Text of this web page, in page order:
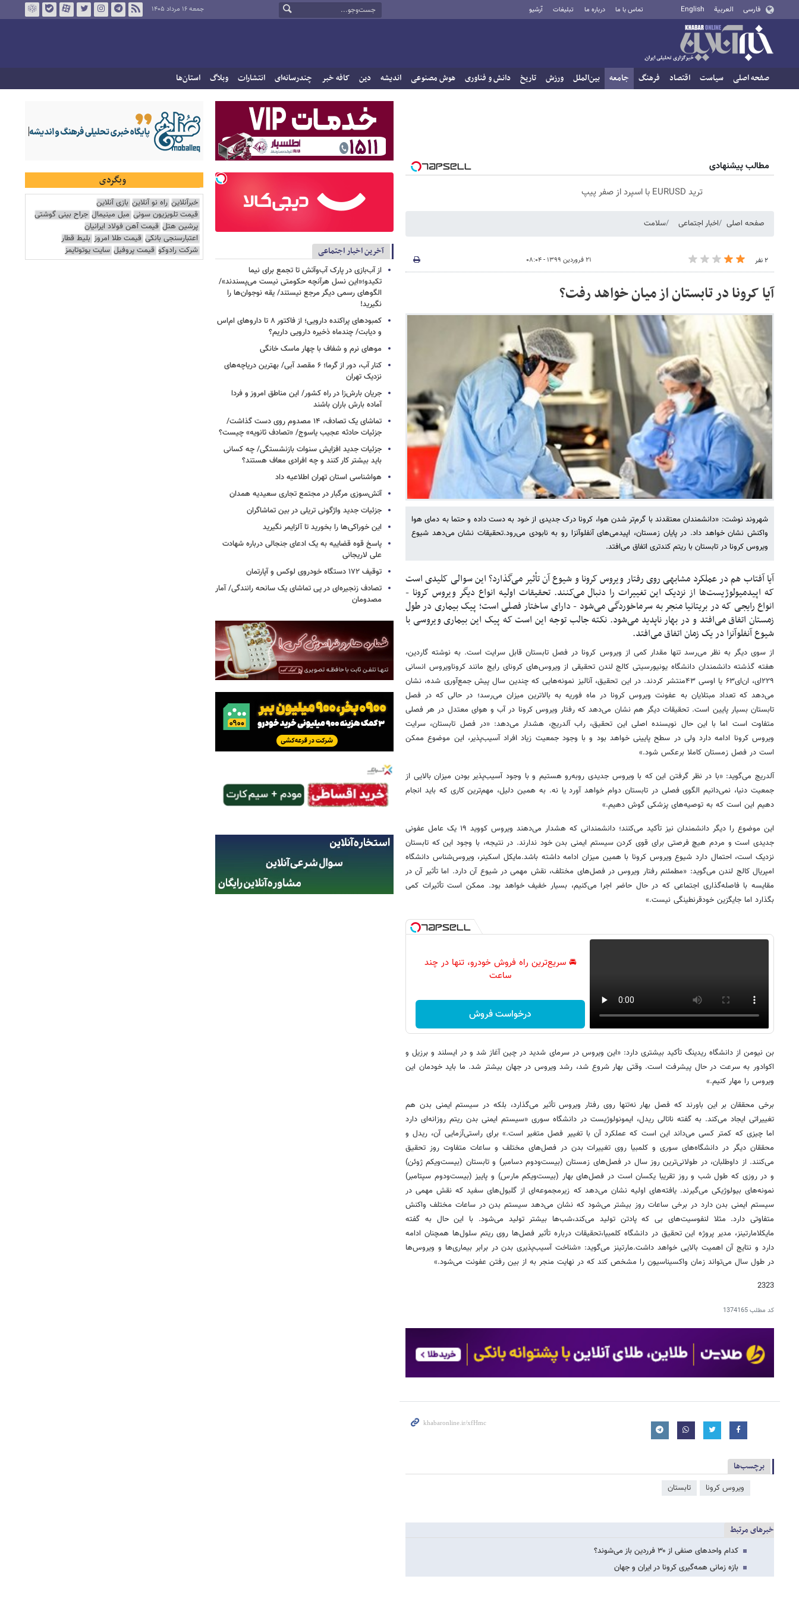
فارسی العربية English تماس با ما درباره ما تبلیغات آرشیو جمعه ۱۶ مرداد ۱۴۰۵
صفحه اصلی سیاست اقتصاد فرهنگ جامعه بین‌الملل ورزش تاریخ دانش و فناوری هوش مصنوعی اندیشه دین کافه خبر چندرسانه‌ای انتشارات وبلاگ استان‌ها
مطالب پیشنهادی
ترید EURUSD با اسپرد از صفر پیپ
صفحه اصلی اخبار اجتماعی سلامت
۲ نفر ۲۱ فروردین ۱۳۹۹ - ۰۸:۰۴
آیا کرونا در تابستان از میان خواهد رفت؟
شهروند نوشت: «دانشمندان معتقدند با گرم‌تر شدن هوا، کرونا درک جدیدی از خود به دست داده و حتما به دمای ‏هوا
واکنش نشان خواهد داد. در پایان زمستان، اپیدمی‌های آنفلوآنزا رو به نابودی می‌رود.تحقیقات نشان می‌دهد شیوع
ویروس کرونا در تابستان با ریتم کندتری اتفاق ‏می‌افتد.
آیا ‏آفتاب هم در عملکرد مشابهی روی رفتار ویروس کرونا و شیوع آن تأثیر می‌گذارد؟ این ‏سوالی کلیدی است
که اپیدمیولوژیست‌ها از نزدیک این تغییرات را دنبال می‌کنند. ‏تحقیقات اولیه انواع دیگر ویروس کرونا -
انواع رایجی که در بریتانیا منجر به سرماخوردگی ‏می‌شود - دارای ساختار فصلی است؛ پیک بیماری در طول
زمستان اتفاق می‌افتد و در بهار ‏ناپدید می‌شود. نکته جالب توجه این است که پیک این بیماری ویروسی با
شیوع آنفلوآنزا در یک ‏زمان اتفاق می‌افتد.
از سوی دیگر به نظر می‌رسد تنها مقدار کمی از ویروس کرونا در فصل ‏تابستان قابل سرایت است. به نوشته گاردین،
هفته گذشته دانشمندان دانشگاه یونیورسیتی کالج لندن تحقیقی از ‏ویروس‌های کرونای رایج مانند کروناویروس انسانی
۲۲۹‌ای، ان‌ای۶۳ یا اوسی ۴۳منتشر ‏کردند. در این تحقیق، آنالیز نمونه‌هایی که چندین‌ سال پیش جمع‌آوری شده، نشان
می‌دهد که ‏تعداد مبتلایان به عفونت ویروس کرونا در ماه فوریه به بالاترین میزان می‌رسد؛ در حالی‌ که در ‏فصل
تابستان بسیار پایین است. تحقیقات دیگر هم نشان می‌دهد که رفتار ویروس کرونا در آب و ‏هوای معتدل در هر فصلی
متفاوت است ‏اما با این حال نویسنده اصلی این تحقیق، راب آلدریج، هشدار می‌دهد: «در فصل تابستان، ‏سرایت
ویروس کرونا ادامه ‌دارد ولی در سطح پایینی خواهد بود و با وجود جمعیت زیاد افراد ‏آسیب‌پذیر، این موضوع ممکن
است در فصل زمستان کاملا برعکس شود.»
آلدریج می‌گوید: «با در نظر گرفتن این که با ویروس جدیدی روبه‌رو هستیم و با وجود آسیب‌پذیر ‏بودن میزان بالایی از
جمعیت دنیا، نمی‌دانیم الگوی فصلی در تابستان دوام خواهد آورد یا نه. ‏به همین دلیل، مهم‌ترین کاری که باید انجام
دهیم این است که به توصیه‌های پزشکی گوش ‏دهیم.»
این موضوع را دیگر دانشمندان نیز تأکید می‌کنند؛ دانشمندانی که هشدار می‌دهند ویروس کووید ‏‏۱۹ یک عامل عفونی
جدیدی است و مردم هیچ فرصتی برای قوی کردن سیستم ایمنی بدن خود ‏ندارند. در نتیجه، با وجود این که تابستان
نزدیک است، احتمال دارد شیوع ویروس کرونا با همین میزان ادامه داشته باشد.مایکل اسکینر، ویروس‌شناس دانشگاه
امپریال کالج لندن می‌گوید: «مطمئنم رفتار ویروس ‏در فصل‌های مختلف، نقش مهمی در شیوع آن دارد. اما تأثیر آن در
مقایسه با فاصله‌گذاری ‏اجتماعی که در حال حاضر اجرا می‌کنیم، بسیار خفیف خواهد بود. ممکن است تأثیرات کمی
‏بگذارد اما جایگزین خودقرنطینگی نیست.»
🚘 سریع‌ترین راه فروش خودرو، تنها در چند
ساعت
درخواست فروش
بن نیومن از دانشگاه ریدینگ تأکید بیشتری دارد: «این ویروس در سرمای شدید در چین آغاز ‏شد و در ایسلند و برزیل و
اکوادور به سرعت در حال پیشرفت است. وقتی بهار شروع شد، ‏رشد ویروس در جهان بیشتر شد. ما باید خودمان این
ویروس را مهار کنیم.»
برخی محققان بر این باورند که فصل بهار نه‌تنها روی رفتار ویروس تأثیر می‌گذارد، بلکه در ‏سیستم ایمنی بدن هم
تغییراتی ایجاد می‌کند. به گفته ناتالی ریدل، ایمونولوژیست در دانشگاه سوری ‏‏«سیستم ایمنی بدن ریتم روزانه‌ای دارد
اما چیزی که کمتر کسی می‌داند این است که عملکرد آن ‏با تغییر فصل متغیر است.» ‏برای راستی‌آزمایی آن، ریدل و
محققان دیگر در دانشگاه‌های سوری و کلمبیا روی تغییرات بدن ‏در فصل‌های مختلف و ساعات متفاوت روز تحقیق
می‌کنند. از داوطلبان، در طولانی‌ترین روز ‏سال در فصل‌های زمستان (بیست‌ودوم دسامبر) و تابستان (بیست‌ویکم ژوئن)
و در روزی که طول شب و روز ‏تقریبا یکسان است در فصل‌های بهار (بیست‌ویکم مارس) و پاییز (بیست‌ودوم سپتامبر)
نمونه‌های ‏بیولوژیکی می‌گیرند. یافته‌های اولیه نشان می‌دهد که زیرمجموعه‌ای از گلبول‌های سفید که نقش ‏مهمی در
سیستم ایمنی بدن دارد در برخی ساعات روز بیشتر می‌شود که نشان می‌دهد سیستم ‏بدن در ساعات مختلف واکنش
متفاوتی دارد. مثلا لنفوسیت‌های بی که پادتن تولید می‌کند،شب‌ها ‏بیشتر تولید می‌شود. ‏با این حال به گفته
مایکلامارتینز، مدیر پروژه این تحقیق در دانشگاه کلمبیا،تحقیقات درباره ‏تأثیر فصل‌ها روی ریتم سلول‌ها همچنان ادامه
دارد و نتایج آن اهمیت بالایی خواهد داشت.مارتینز می‌گوید: «شناخت آسیب‌پذیری بدن در برابر بیماری‌ها و ویروس‌ها
در طول ‌سال ‏می‌تواند زمان واکسیناسیون را مشخص کند که در نهایت منجر به از بین رفتن عفونت می‌شود.»
2323
کد مطلب1374165
برچسب‌ها
ویروس کرونا تابستان
خبرهای مرتبط
کدام واحدهای صنفی از ۳۰ فرردین باز می‌شوند؟
بازه‌ زمانی همه‌گیری کرونا در ایران و جهان
آخرین اخبار اجتماعی
از آب‌بازی در پارک آب‌وآتش تا تجمع برای نیما
تکیدو؛«این نسل هرآنچه حکومتی نیست می‌پسندند»/
الگوهای رسمی دیگر مرجع نیستند/ یقه نوجوان‌ها را
نگیرید!
کمبودهای پراکنده دارویی؛ از فاکتور ۸ تا داروهای ام‌اس
و دیابت/ چندماه ذخیره دارویی داریم؟
موهای نرم و شفاف با چهار ماسک خانگی
کنار آب، دور از گرما؛ ۶ مقصد آبی/ بهترین دریاچه‌های
نزدیک تهران
جریان بارش‌زا در راه کشور/ این مناطق امروز و فردا
آماده بارش باران باشند
تماشای یک تصادف، ۱۴ مصدوم روی دست گذاشت/
جزئیات حادثه عجیب یاسوج/ «تصادف ثانویه» چیست؟
جزئیات جدید افزایش سنوات بازنشستگی/ چه کسانی
باید بیشتر کار کنند و چه افرادی معاف هستند؟
هواشناسی استان تهران اطلاعیه داد
آتش‌سوزی مرگبار در مجتمع تجاری سعیدیه همدان
جزئیات جدید واژگونی تریلی در بین تماشاگران
این خوراکی‌ها را بخورید تا آلزایمر نگیرید
پاسخ قوه قضاییه به یک ادعای جنجالی درباره شهادت
علی لاریجانی
توقیف ۱۷۲ دستگاه خودروی لوکس و آپارتمان
تصادف زنجیره‌ای در پی تماشای یک سانحه رانندگی/ آمار
مصدومان
وبگردی
خبرآنلاین راه نو آنلاین بازی آنلاین
قیمت تلویزیون سونی مبل مینیمال جراح بینی گوشتی
پرشین هتل قیمت آهن فولاد ایرانیان
اعتبارسنجی بانکی قیمت طلا امروز بلیط قطار
شرکت رادوکو قیمت پروفیل سایت یوتوتایمز